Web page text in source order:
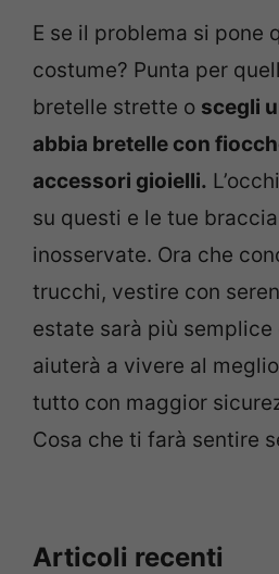
E se il problema si pone
costume? Punta per
bretelle strette o scegli
abbia bretelle con
accessori gioielli.
su questi e le tue
inosservate. Ora che
trucchi, vestire con
estate sarà più semplice
aiuterà a vivere al
tutto con maggior
Cosa che ti farà sentire
Articoli recenti